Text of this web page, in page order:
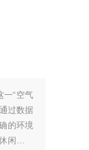
一“空气
过数据
的环境
闲活动